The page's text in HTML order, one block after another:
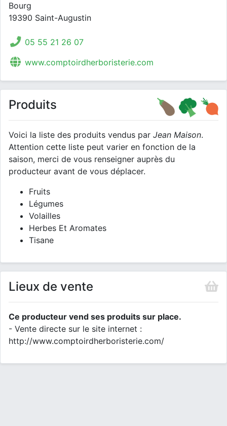
Bourg
19390 Saint-Augustin
05 55 21 26 07
www.comptoirdherboristerie.com
Produits
Voici la liste des produits vendus par Jean Maison.
Attention cette liste peut varier en fonction de la
saison, merci de vous renseigner auprès du
producteur avant de vous déplacer.
Fruits
Légumes
Volailles
Herbes Et Aromates
Tisane
Lieux de vente
Ce producteur vend ses produits sur place.
- Vente directe sur le site internet :
http://www.comptoirdherboristerie.com/